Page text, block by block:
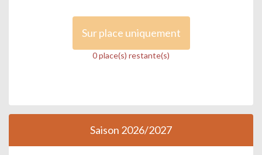
Sur place uniquement
0 place(s) restante(s)
Saison 2026/2027